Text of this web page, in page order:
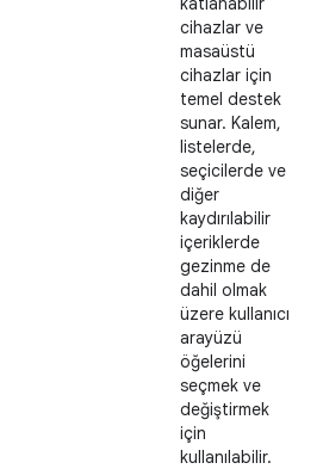
cihazlar ve
masaüstü
cihazlar için
temel destek
sunar. Kalem,
listelerde,
seçicilerde ve
diğer
kaydırılabilir
içeriklerde
gezinme de
dahil olmak
üzere kullanıcı
arayüzü
öğelerini
seçmek ve
değiştirmek
için
kullanılabilir.